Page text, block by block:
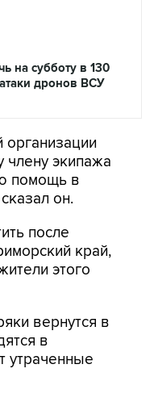
на субботу в 130
дронов ВСУ
экипажа
помощь в
он.
после
край,
этого
вернутся в
в
утраченные